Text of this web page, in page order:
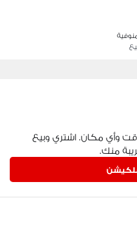
وأي مكان. اشتري وبيع
منك.